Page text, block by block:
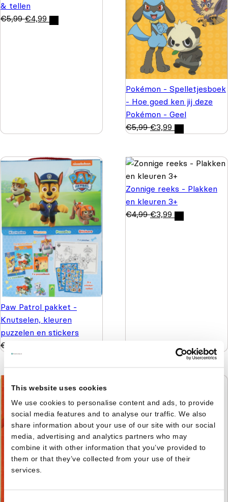
This website uses cookies
We use cookies to personalise content and ads, to provide
social media features and to analyse our traffic. We also
share information about your use of our site with our social
media, advertising and analytics partners who may
combine it with other information that you’ve provided to
them or that they’ve collected from your use of their
services.
& tellen
€5,99 €4,99
Pokémon - Spelletjesboek
- Hoe goed ken jij deze
Pokémon - Geel
€5,99 €3,99
Paw Patrol pakket -
Knutselen, kleuren
puzzelen en stickers
€
Zonnige reeks - Plakken
en kleuren 3+
€4,99 €3,99
Bobby's feestje in de
dierentuin
3,99